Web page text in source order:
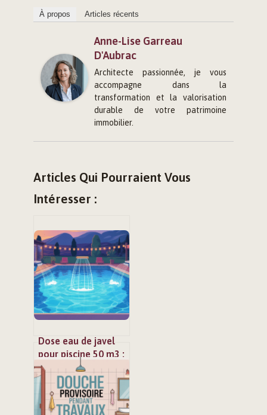
À propos Articles récents
Anne-Lise Garreau
D'Aubrac
Architecte passionnée, je vous
accompagne dans la
transformation et la valorisation
durable de votre patrimoine
immobilier.
Articles Qui Pourraient Vous
Intéresser :
Dose eau de javel
pour piscine 50 m3 :
le guide simple et
précis